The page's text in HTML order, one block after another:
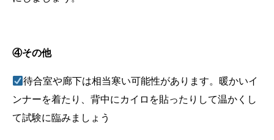
④その他
待合室や廊下は相当寒い可能性があります。暖かいイ
ンナーを着たり、背中にカイロを貼ったりして温かくし
て試験に臨みましょう